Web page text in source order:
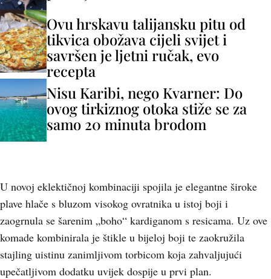
Ovu hrskavu talijansku pitu od
tikvica obožava cijeli svijet i
savršen je ljetni ručak, evo
recepta
Nisu Karibi, nego Kvarner: Do
ovog tirkiznog otoka stiže se za
samo 20 minuta brodom
U novoj eklektičnoj kombinaciji spojila je elegantne široke
plave hlače s bluzom visokog ovratnika u istoj boji i
zaogrnula se šarenim „boho“ kardiganom s resicama. Uz ove
komade kombinirala je štikle u bijeloj boji te zaokružila
stajling uistinu zanimljivom torbicom koja zahvaljujući
upečatljivom dodatku uvijek dospije u prvi plan.